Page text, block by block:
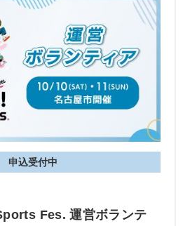
申込受付中
Fes. 運営ボランテ